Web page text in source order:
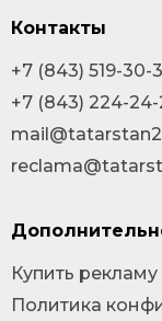
Контакты
+7 (843) 519-30-
+7 (843) 224-
Купить рекламу
Политика